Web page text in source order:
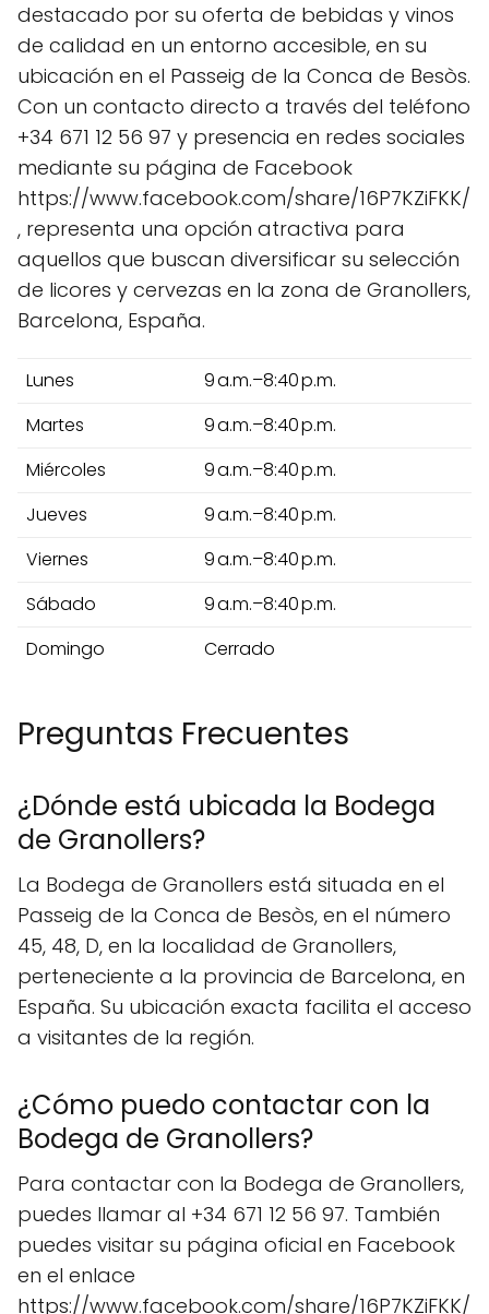
destacado por su oferta de bebidas y vinos
de calidad en un entorno accesible, en su
ubicación en el Passeig de la Conca de Besòs.
Con un contacto directo a través del teléfono
+34 671 12 56 97 y presencia en redes sociales
mediante su página de Facebook
https://www.facebook.com/share/16P7KZiFKK/
, representa una opción atractiva para
aquellos que buscan diversificar su selección
de licores y cervezas en la zona de Granollers,
Barcelona, España.
Lunes
9 a.m.–8:40 p.m.
Martes
9 a.m.–8:40 p.m.
Miércoles
9 a.m.–8:40 p.m.
Jueves
9 a.m.–8:40 p.m.
Viernes
9 a.m.–8:40 p.m.
Sábado
9 a.m.–8:40 p.m.
Domingo
Cerrado
Preguntas Frecuentes
¿Dónde está ubicada la Bodega
de Granollers?
La Bodega de Granollers está situada en el
Passeig de la Conca de Besòs, en el número
45, 48, D, en la localidad de Granollers,
perteneciente a la provincia de Barcelona, en
España. Su ubicación exacta facilita el acceso
a visitantes de la región.
¿Cómo puedo contactar con la
Bodega de Granollers?
Para contactar con la Bodega de Granollers,
puedes llamar al +34 671 12 56 97. También
puedes visitar su página oficial en Facebook
en el enlace
https://www.facebook.com/share/16P7KZiFKK/